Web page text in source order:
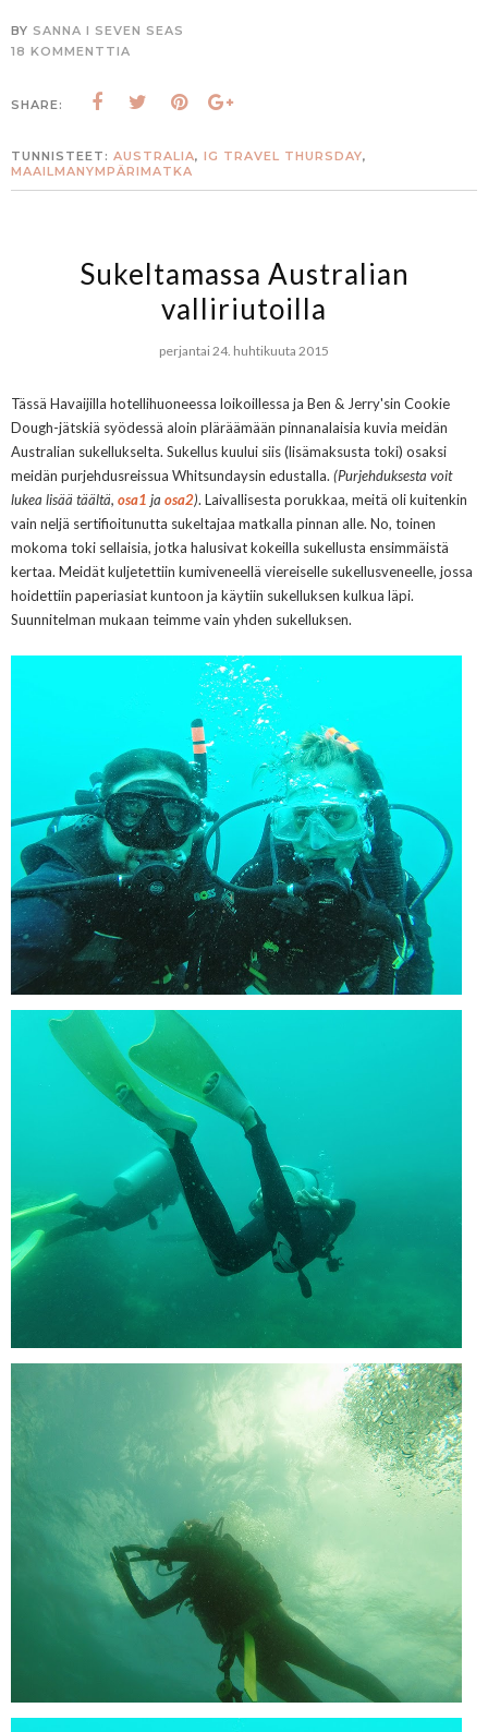
BY SANNA I SEVEN SEAS
18 KOMMENTTIA
SHARE:
TUNNISTEET: AUSTRALIA, IG TRAVEL THURSDAY,
MAAILMANYMPÄRIMATKA
Sukeltamassa Australian
valliriutoilla
perjantai 24. huhtikuuta 2015
Tässä Havaijilla hotellihuoneessa loikoillessa ja Ben & Jerry'sin Cookie
Dough-jätskiä syödessä aloin pläräämään pinnanalaisia kuvia meidän
Australian sukellukselta. Sukellus kuului siis (lisämaksusta toki) osaksi
meidän purjehdusreissua Whitsundaysin edustalla. (Purjehduksesta voit
lukea lisää täältä, osa1 ja osa2). Laivallisesta porukkaa, meitä oli kuitenkin
vain neljä sertifioitunutta sukeltajaa matkalla pinnan alle. No, toinen
mokoma toki sellaisia, jotka halusivat kokeilla sukellusta ensimmäistä
kertaa. Meidät kuljetettiin kumiveneellä viereiselle sukellusveneelle, jossa
hoidettiin paperiasiat kuntoon ja käytiin sukelluksen kulkua läpi.
Suunnitelman mukaan teimme vain yhden sukelluksen.